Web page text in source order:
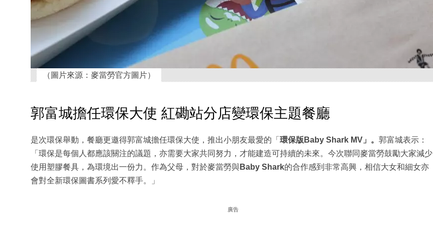
（圖片來源：麥當勞官方圖片）
郭富城擔任環保大使 紅磡站分店變環保主題餐廳
是次環保舉動，餐廳更邀得郭富城擔任環保大使，推出小朋友最愛的「 環保版 Baby Shark MV」。 郭富城表示：
「環保是每個人都應該關注的議題，亦需要大家共同努力，才能建造可持續的未來。今次聯同麥當勞鼓勵大家減少
使用塑膠餐具，為環境出一份力。作為父母，對於麥當勞與Baby Shark的合作感到非常高興，相信大女和細女亦
會對全新環保圖書系列愛不釋手。」
廣告